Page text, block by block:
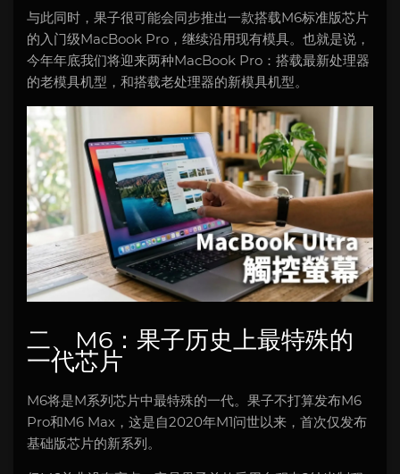
与此同时，果子很可能会同步推出一款搭载M6标准版芯片
的入门级MacBook Pro，继续沿用现有模具。也就是说，
今年年底我们将迎来两种MacBook Pro：搭载最新处理器
的老模具机型，和搭载老处理器的新模具机型。
二、M6：果子历史上最特殊的
一代芯片
M6将是M系列芯片中最特殊的一代。果子不打算发布M6
Pro和M6 Max，这是自2020年M1问世以来，首次仅发布
基础版芯片的新系列。